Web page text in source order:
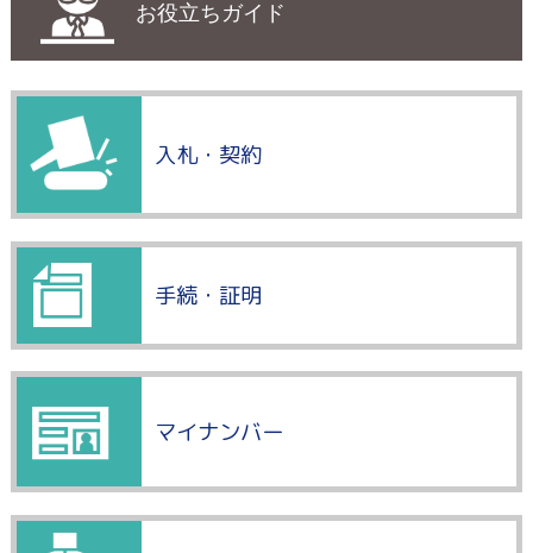
お役立ちガイド
入札・契約
手続・証明
マイナンバー